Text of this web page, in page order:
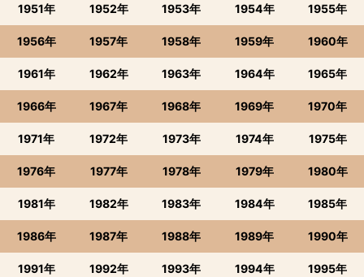
1951年 1952年 1953年 1954年 1955年
1956年 1957年 1958年 1959年 1960年
1961年 1962年 1963年 1964年 1965年
1966年 1967年 1968年 1969年 1970年
1971年 1972年 1973年 1974年 1975年
1976年 1977年 1978年 1979年 1980年
1981年 1982年 1983年 1984年 1985年
1986年 1987年 1988年 1989年 1990年
1991年 1992年 1993年 1994年 1995年